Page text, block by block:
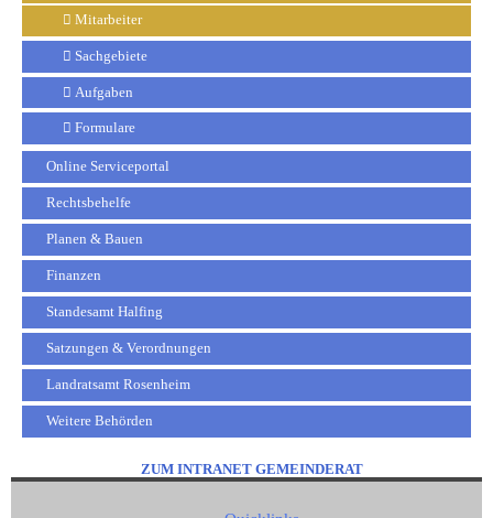
Mitarbeiter
Sachgebiete
Aufgaben
Formulare
Online Serviceportal
Rechtsbehelfe
Planen & Bauen
Finanzen
Standesamt Halfing
Satzungen & Verordnungen
Landratsamt Rosenheim
Weitere Behörden
ZUM INTRANET GEMEINDERAT